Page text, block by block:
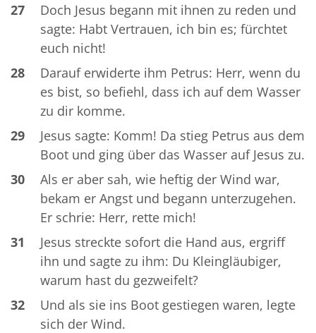
27
Doch Jesus begann mit ihnen zu reden und
sagte: Habt Vertrauen, ich bin es; fürchtet
euch nicht!
28
Darauf erwiderte ihm Petrus: Herr, wenn du
es bist, so befiehl, dass ich auf dem Wasser
zu dir komme.
29
Jesus sagte: Komm! Da stieg Petrus aus dem
Boot und ging über das Wasser auf Jesus zu.
30
Als er aber sah, wie heftig der Wind war,
bekam er Angst und begann unterzugehen.
Er schrie: Herr, rette mich!
31
Jesus streckte sofort die Hand aus, ergriff
ihn und sagte zu ihm: Du Kleingläubiger,
warum hast du gezweifelt?
32
Und als sie ins Boot gestiegen waren, legte
sich der Wind.